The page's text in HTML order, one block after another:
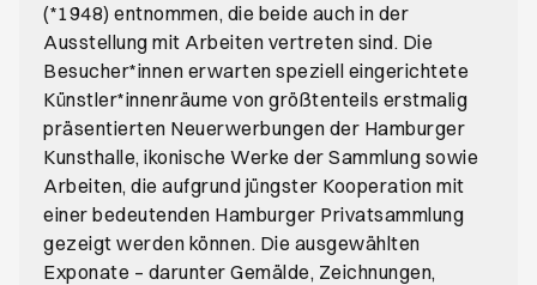
(*1948) entnommen, die beide auch in der
Ausstellung mit Arbeiten vertreten sind. Die
Besucher*innen erwarten speziell eingerichtete
Künstler*innenräume von größtenteils erstmalig
präsentierten Neuerwerbungen der Hamburger
Kunsthalle, ikonische Werke der Sammlung sowie
Arbeiten, die aufgrund jüngster Kooperation mit
einer bedeutenden Hamburger Privatsammlung
gezeigt werden können. Die ausgewählten
Exponate – darunter Gemälde, Zeichnungen,